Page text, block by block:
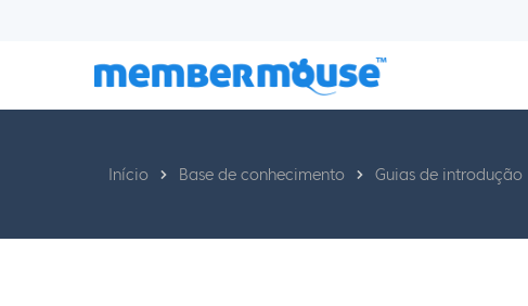
Início Base de conhecimento Guias de introdução